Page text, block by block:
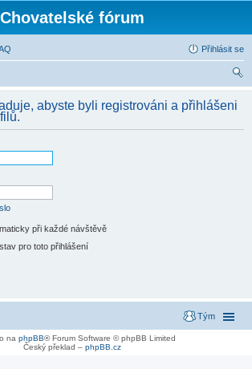
Chovatelské fórum
Přihlásit se
abyste byli registrováni a přihlášeni
při každé návštěvě
pro toto přihlášení
Tým
na phpBB® Forum Software © phpBB Limited
Český překlad – phpBB.cz